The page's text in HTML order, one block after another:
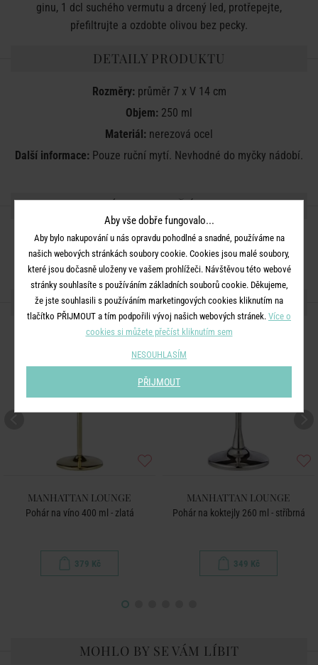
ginu, 1 dcl suchého vermutu a drcený led, protřepejte,
přefiltrujte a ozdobte olivou bez pecky.
DETAILY PRODUKTU
Rozměry:průměr 7 x V 14 cm
Objem: 250 ml
Materiál: nerezová ocel
Další informace: Pouze ruční mytí. Nevhodné do myčky nádobí.
SDÍLEJTE S PŘÁTELI
DALŠÍ PRODUKTY ZE SÉRIE
MANHATTAN LOUNGE
Pohár na víno 400 ml - zlatá
379 Kč
MANHATTAN LOUNGE
Pohár na koktejly 260 ml - stříbrná
349 Kč
MOHLO BY SE VÁM LÍBIT
Aby vše dobře fungovalo...
Aby bylo nakupování u nás opravdu pohodlné a snadné, používáme na
našich webových stránkách soubory cookie. Cookies jsou malé soubory,
které jsou dočasně uloženy ve vašem prohlížeči. Návštěvou této webové
stránky souhlasíte s používáním základních souborů cookie. Děkujeme,
že jste souhlasili s používáním marketingových cookies kliknutím na
tlačítko PŘIJMOUT a tím podpořili vývoj našich webových stránek. Více o
cookies si můžete přečíst kliknutím sem
NESOUHLASÍM
PŘIJMOUT